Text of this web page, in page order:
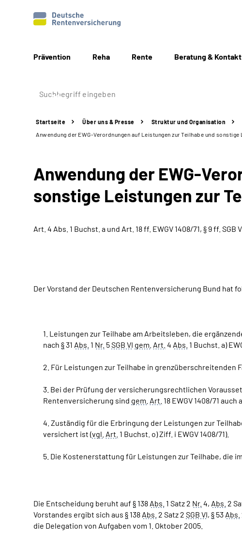
Prävention Reha Rente Beratung & Kontakt
Startseite Über uns & Presse Struktur und Organisation
Anwendung der EWG-Verordnungen auf Leistungen zur Teilhabe und sonstige
Anwendung der EWG-
sonstige Leistungen zur
Art. 4 Abs. 1 Buchst. a und Art. 18 ff. EWGV 1408/71, § 9 ff. SGB
Der Vorstand der Deutschen Rentenversicherung Bund hat
1. Leistungen zur Teilhabe am Arbeitsleben, die
nach §31 Abs. 1 Nr. 5SGB VI gem. Art. 4 Abs. 1 Buchst. a)
2. Für Leistungen zur Teilhabe in grenzüberschreitenden
3. Bei der Prüfung der versicherungsrechtlichen
Rentenversicherung sind gem. Art. 18 EWGV 1408/71
4. Zuständig für die Erbringung der Leistungen zur
versichert ist (vgl. Art. 1 Buchst. o) Ziff. i EWGV 1408/71).
5. Die Kostenerstattung für Leistungen zur Teilhabe, die
Die Entscheidung beruht auf § 138 Abs. 1 Satz 2 Nr. 4, Abs. 2
Vorstandes ergibt sich aus § 138 Abs. 2 Satz 2 SGB VI, § 53 Abs.
die Delegation von Aufgaben vom 1. Oktober 2005.